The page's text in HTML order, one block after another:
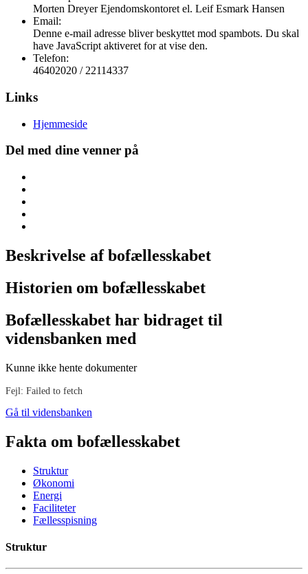
Morten Dreyer Ejendomskontoret el. Leif Esmark Hansen
Email:
Denne e-mail adresse bliver beskyttet mod spambots. Du skal
have JavaScript aktiveret for at vise den.
Telefon:
46402020 / 22114337
Links
Hjemmeside
Del med dine venner på
Beskrivelse af bofællesskabet
Historien om bofællesskabet
Bofællesskabet har bidraget til
vidensbanken med
Kunne ikke hente dokumenter
Fejl: Failed to fetch
Gå til vidensbanken
Fakta om bofællesskabet
Struktur
Økonomi
Energi
Faciliteter
Fællesspisning
Struktur